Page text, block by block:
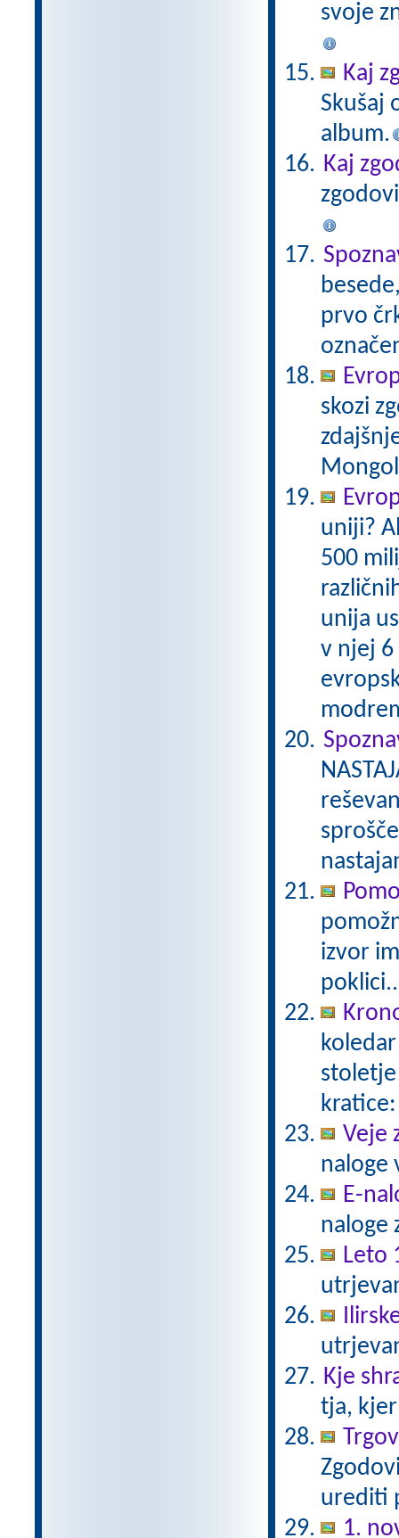
svoje
Kaj
Skušaj
album.
Kaj
prvo
skozi
uniji?
500
unija
v njej 6
izvor
Veje
naloge
E-
naloge
Leto
Kje
tja,
urediti
1.